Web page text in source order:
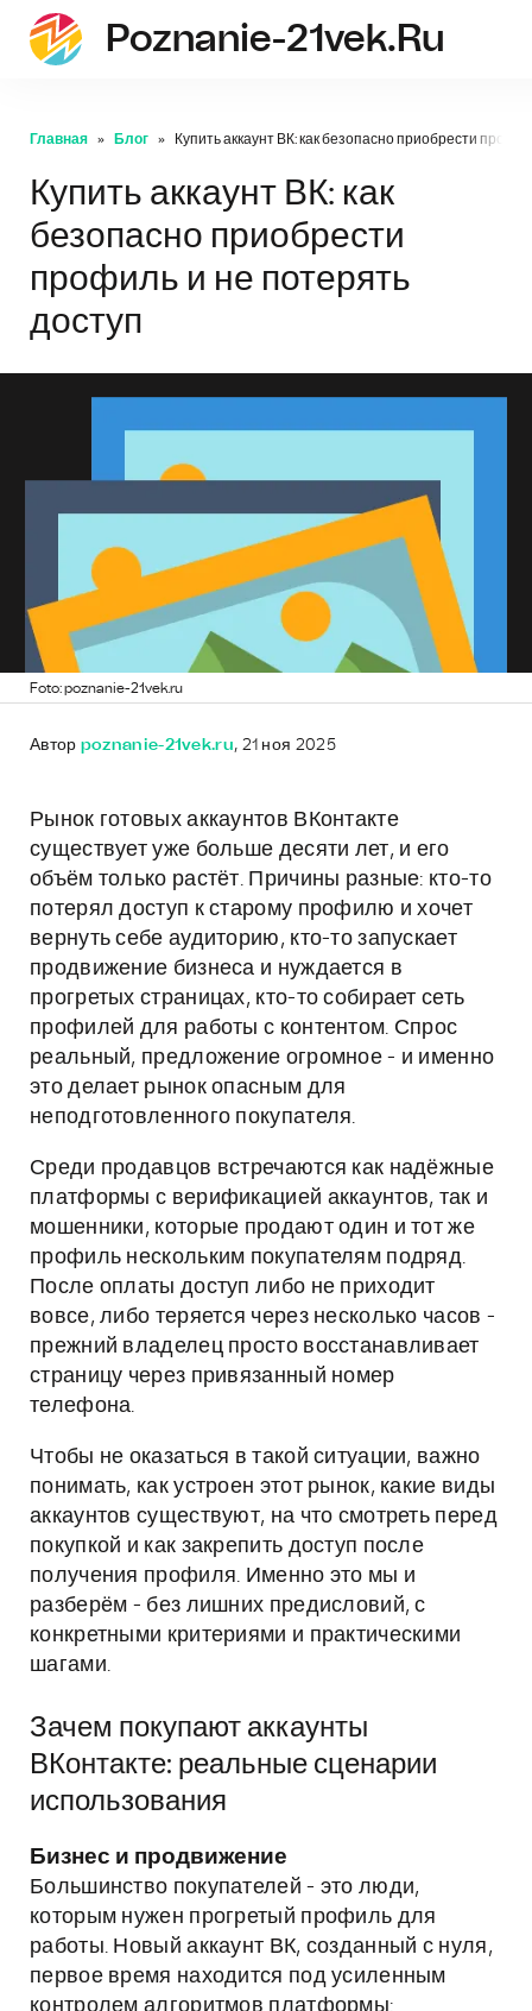
Poznanie-21vek.ru
Главная Блог Купить аккаунт ВК: как безопасно приобрести
Купить аккаунт ВК: как
безопасно приобрести
профиль и не потерять
доступ
Foto: poznanie-21vek.ru
Автор poznanie-21vek.ru, 21 ноя 2025
Рынок готовых аккаунтов ВКонтакте
существует уже больше десяти лет, и его
объём только растёт. Причины разные: кто-то
потерял доступ к старому профилю и хочет
вернуть себе аудиторию, кто-то запускает
продвижение бизнеса и нуждается в
прогретых страницах, кто-то собирает сеть
профилей для работы с контентом. Спрос
реальный, предложение огромное - и именно
это делает рынок опасным для
неподготовленного покупателя.
Среди продавцов встречаются как надёжные
платформы с верификацией аккаунтов, так и
мошенники, которые продают один и тот же
профиль нескольким покупателям подряд.
После оплаты доступ либо не приходит
вовсе, либо теряется через несколько часов -
прежний владелец просто восстанавливает
страницу через привязанный номер
телефона.
Чтобы не оказаться в такой ситуации, важно
понимать, как устроен этот рынок, какие виды
аккаунтов существуют, на что смотреть перед
покупкой и как закрепить доступ после
получения профиля. Именно это мы и
разберём - без лишних предисловий, с
конкретными критериями и практическими
шагами.
Зачем покупают аккаунты
ВКонтакте: реальные сценарии
использования
Бизнес и продвижение
Большинство покупателей - это люди,
которым нужен прогретый профиль для
работы. Новый аккаунт ВК, созданный с нуля,
первое время находится под усиленным
контролем алгоритмов платформы: